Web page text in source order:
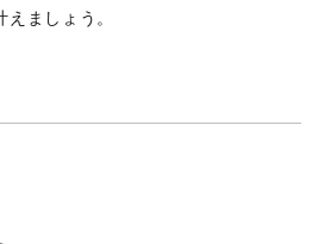
ましょう。